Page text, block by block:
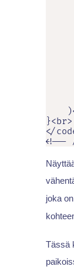
}<br>
</
<!-- /
joka on
Tässä